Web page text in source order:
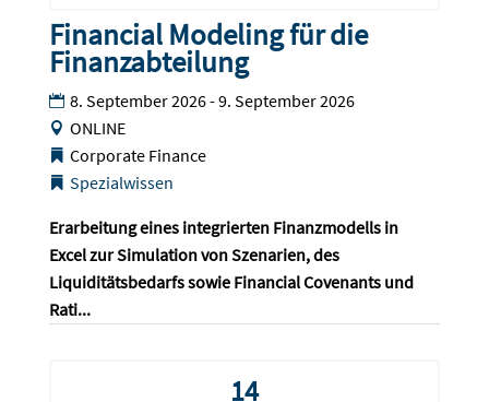
Financial Modeling für die
Finanzabteilung
8. September 2026 - 9. September 2026
ONLINE
Corporate Finance
Spezialwissen
Erarbeitung eines integrierten Finanzmodells in
Excel zur Simulation von Szenarien, des
Liquiditätsbedarfs sowie Financial Covenants und
Rati...
14